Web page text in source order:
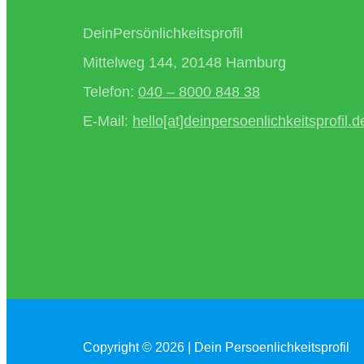
DeinPersönlichkeitsprofil
Mittelweg 144, 20148 Hamburg
Telefon: 040 – 8000 848 38
E-Mail:
Copyright © 2026 | Dein Persoenlichkeitsprofil